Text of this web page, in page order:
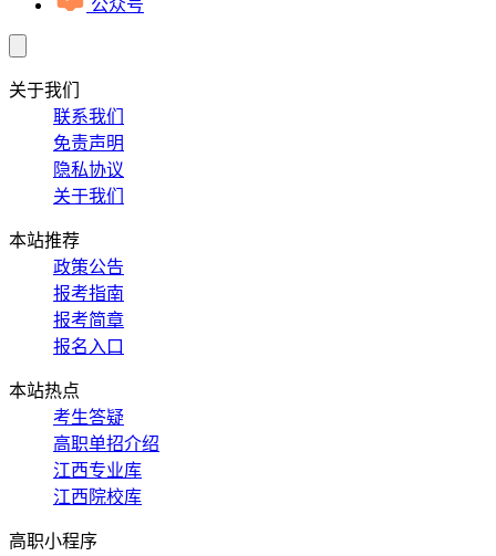
公众号
关于我们
联系我们
免责声明
隐私协议
关于我们
本站推荐
政策公告
报考指南
报考简章
报名入口
本站热点
考生答疑
高职单招介绍
江西专业库
江西院校库
高职小程序